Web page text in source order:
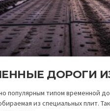
ДОРОГИ
популярным типом временной
из специальных плит.